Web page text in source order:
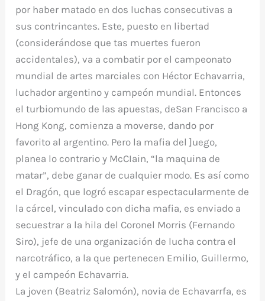
por haber matado en dos luchas consecutivas a
sus contrincantes. Este, puesto en libertad
(considerándose que tas muertes fueron
accidentales), va a combatir por el campeonato
mundial de artes marciales con Héctor Echavarria,
luchador argentino y campeón mundial. Entonces
el turbiomundo de las apuestas, deSan Francisco a
Hong Kong, comienza a moverse, dando por
favorito al argentino. Pero la mafia del ]uego,
planea lo contrario y McCIain, “la maquina de
matar”, debe ganar de cualquier modo. Es así como
el Dragón, que logró escapar espectacularmente de
la cárcel, vinculado con dicha mafia, es enviado a
secuestrar a la hila del Coronel Morris (Fernando
Siro), jefe de una organización de lucha contra el
narcotráfico, a la que pertenecen Emilio, Guillermo,
y el campeón Echavarria.
La joven (Beatriz Salomón), novia de Echavarrfa, es